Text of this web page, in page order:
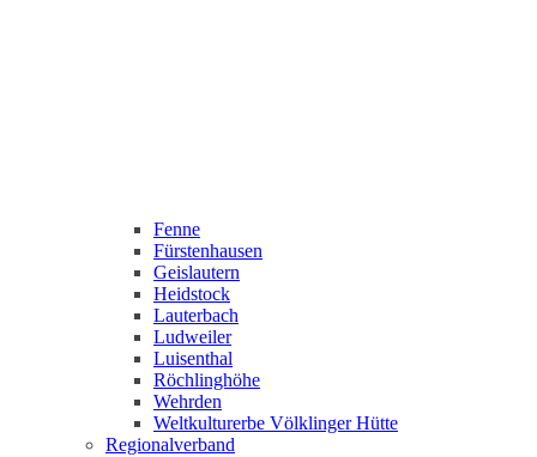
Fenne
Fürstenhausen
Geislautern
Heidstock
Lauterbach
Ludweiler
Luisenthal
Röchlinghöhe
Wehrden
Weltkulturerbe Völklinger Hütte
Regionalverband